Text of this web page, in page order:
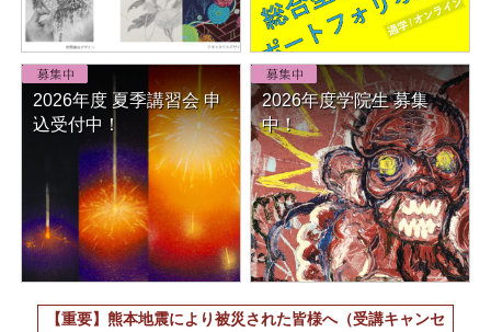
2026年度 夏季講習会 申
込受付中！
2026年度学院生 募集
中！
【重要】熊本地震により被災された皆様へ（受講キャンセ